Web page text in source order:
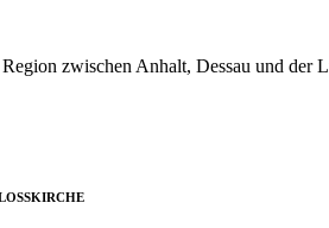
zwischen Anhalt, Dessau und der